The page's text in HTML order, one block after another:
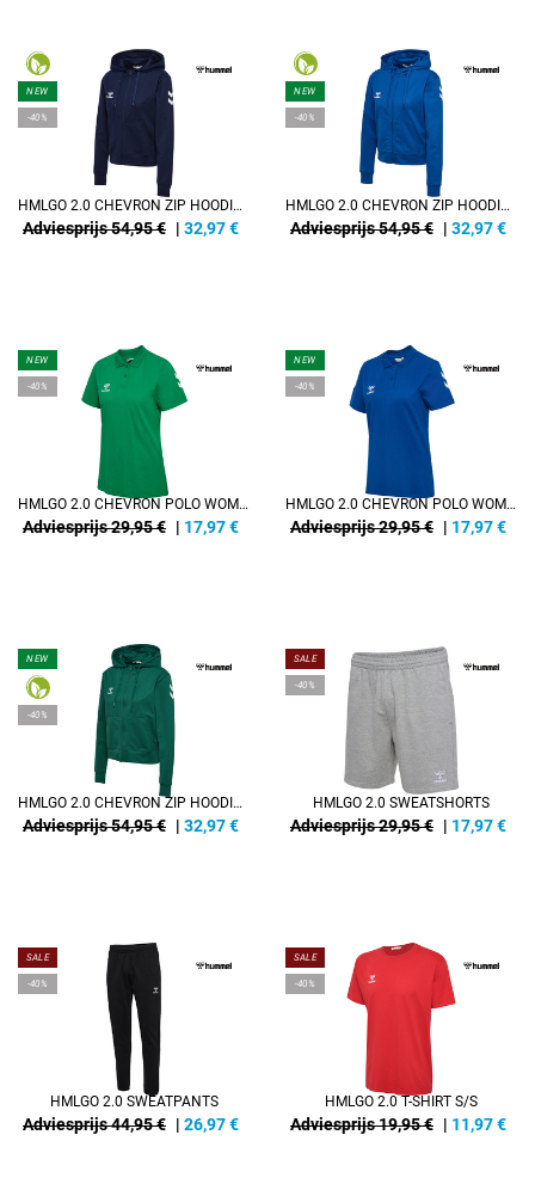
NEW
-40%
HMLGO 2.0 CHEVRON ZIP HOODIE WOMAN
Adviesprijs 54,95 € | 32,97€
NEW
-40%
HMLGO 2.0 CHEVRON ZIP HOODIE WOMAN
Adviesprijs 54,95 € | 32,97€
NEW
-40%
HMLGO 2.0 CHEVRON POLO WOMAN
Adviesprijs 29,95 € | 17,97€
NEW
-40%
HMLGO 2.0 CHEVRON POLO WOMAN
Adviesprijs 29,95 € | 17,97€
NEW
-40%
HMLGO 2.0 CHEVRON ZIP HOODIE WOMAN
Adviesprijs 54,95 € | 32,97€
SALE
-40%
HMLGO 2.0 SWEATSHORTS
Adviesprijs 29,95 € | 17,97€
SALE
-40%
HMLGO 2.0 SWEATPANTS
Adviesprijs 44,95 € | 26,97€
SALE
-40%
HMLGO 2.0 T-SHIRT S/S
Adviesprijs 19,95 € | 11,97€